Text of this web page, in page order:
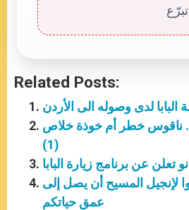
Related Posts:
البابا لدى وصوله الى الأردن
… ناقوس خطر أم خوذة خلاص
(1)
تعلن عن برنامج زيارة البابا
لإنجيل المسيح أن يصل إلى
عمق حياتكم